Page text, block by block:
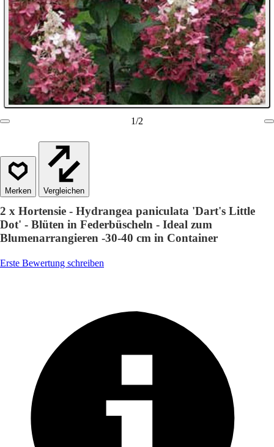
1/2
Vergleichen
2 x Hortensie - Hydrangea paniculata 'Dart's Little
Dot' - Blüten in Federbüscheln - Ideal zum
Blumenarrangieren -30-40 cm in Container
Erste Bewertung schreiben